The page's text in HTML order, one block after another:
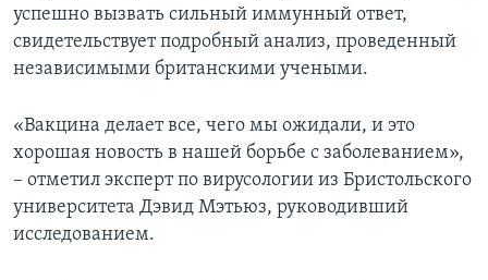
успешно вызвать сильный иммунный ответ,
свидетельствует подробный анализ, проведенный
независимыми британскими учеными.
«Вакцина делает все, чего мы ожидали, и это
хорошая новость в нашей борьбе с заболеванием»,
– отметил эксперт по вирусологии из Бристольского
университета Дэвид Мэтьюз, руководивший
исследованием.